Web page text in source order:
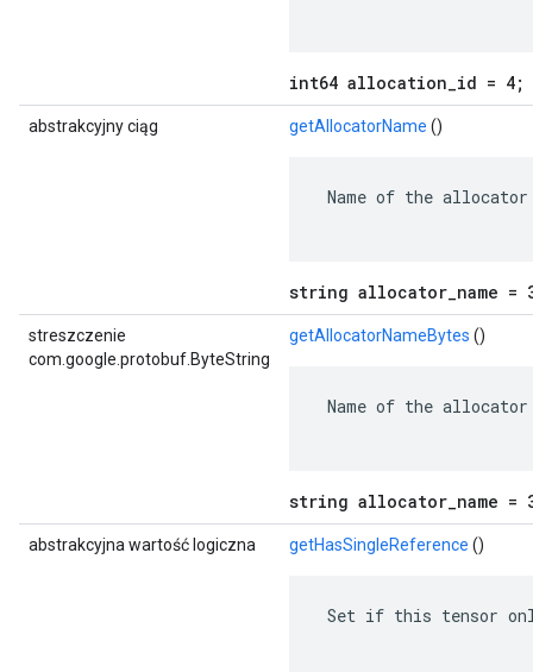
int64 allocation_id = 4;
abstrakcyjny ciąg getAllocatorName ()
Name of the allocator
string allocator_name =
streszczenie
com.google.protobuf.ByteString
getAllocatorNameBytes ()
Name of the allocator
string allocator_name =
abstrakcyjna wartość logiczna getHasSingleReference ()
Set if this tensor